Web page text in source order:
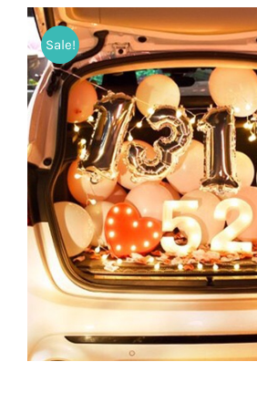
Sale!